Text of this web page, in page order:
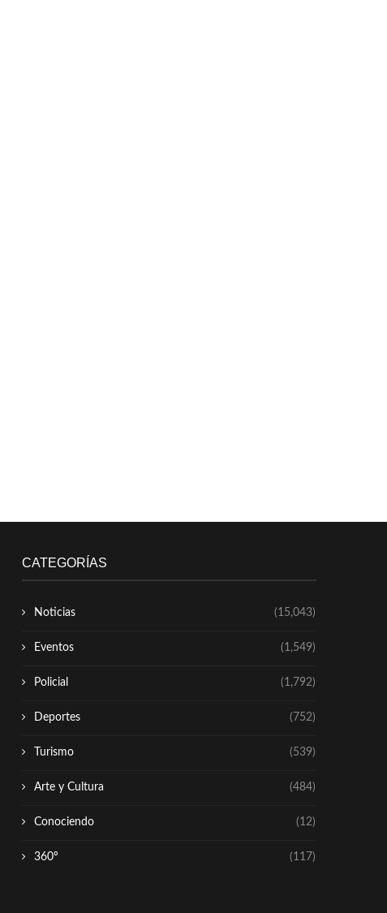
CATEGORÍAS
Noticias (15,043)
Eventos (1,549)
Policial (1,792)
Deportes (752)
Turismo (539)
Arte y Cultura (484)
Conociendo (12)
360º (117)